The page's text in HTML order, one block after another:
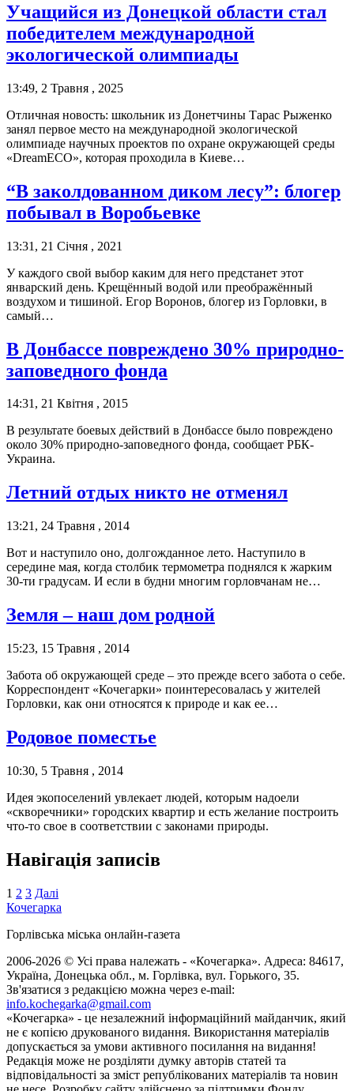
Учащийся из Донецкой области стал
победителем международной
экологической олимпиады
13:49, 2 Травня , 2025
Отличная новость: школьник из Донетчины Тарас Рыженко
занял первое место на международной экологической
олимпиаде научных проектов по охране окружающей среды
«DreamECO», которая проходила в Киеве…
“В заколдованном диком лесу”: блогер
побывал в Воробьевке
13:31, 21 Січня , 2021
У каждого свой выбор каким для него предстанет этот
январский день. Крещённый водой или преображённый
воздухом и тишиной. Егор Воронов, блогер из Горловки, в
самый…
В Донбассе повреждено 30% природно-
заповедного фонда
14:31, 21 Квітня , 2015
В результате боевых действий в Донбассе было повреждено
около 30% природно-заповедного фонда, сообщает РБК-
Украина.
Летний отдых никто не отменял
13:21, 24 Травня , 2014
Вот и наступило оно, долгожданное лето. Наступило в
середине мая, когда столбик термометра поднялся к жарким
30-ти градусам. И если в будни многим горловчанам не…
Земля – наш дом родной
15:23, 15 Травня , 2014
Забота об окружающей среде – это прежде всего забота о себе.
Корреспондент «Кочегарки» поинтересовалась у жителей
Горловки, как они относятся к природе и как ее…
Родовое поместье
10:30, 5 Травня , 2014
Идея экопоселений увлекает людей, которым надоели
«скворечники» городских квартир и есть желание построить
что-то свое в соответствии с законами природы.
Навігація записів
1 2 3 Далі
Кочегарка
Горлівська міська онлайн-газета
2006-2026 © Усі права належать - «Кочегарка». Адреса: 84617,
Україна, Донецька обл., м. Горлівка, вул. Горького, 35.
Зв'язатися з редакцією можна через e-mail:
info.kochegarka@gmail.com
«Кочегарка» - це незалежний інформаційний майданчик, який
не є копією друкованого видання. Використання матеріалів
допускається за умови активного посилання на видання!
Редакція може не розділяти думку авторів статей та
відповідальності за зміст републікованих матеріалів та новин